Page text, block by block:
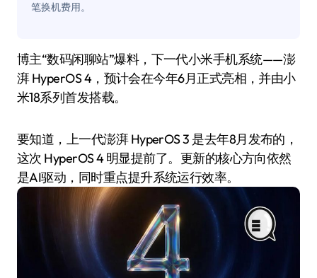
笔换机费用。
博主“数码闲聊站”爆料，下一代小米手机系统——澎
湃 HyperOS 4，预计会在今年6月正式亮相，并由小
米18系列首发搭载。
要知道，上一代澎湃 HyperOS 3 是去年8月发布的，
这次 HyperOS 4 明显提前了。更新的核心方向依然
是AI驱动，同时重点提升系统运行效率。